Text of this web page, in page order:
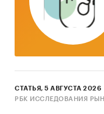
СТАТЬЯ, 5 АВГУСТА 2026
РБК ИССЛЕДОВАНИЯ